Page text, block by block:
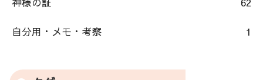
自分用・メモ・考察 1